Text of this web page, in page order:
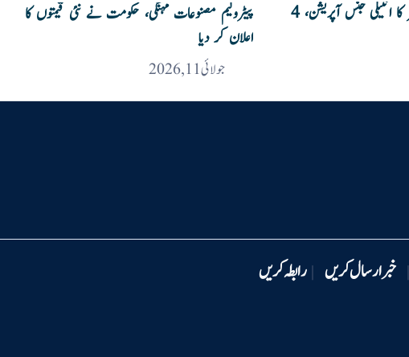
کرک میں سیکیورٹی فورسز کا انٹیلی جنس آپریشن، 4
پیٹرولیم مصنوعات مہنگی، حکومت نے نئی قیمتوں کا
اعلان کر دیا
جولائی 11, 2026
| خبر ارسال کریں | رابطہ کریں